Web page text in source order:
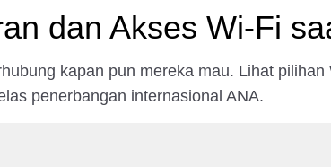
dan Akses Wi-Fi
kapan pun mereka mau. Lihat
penerbangan internasional ANA.